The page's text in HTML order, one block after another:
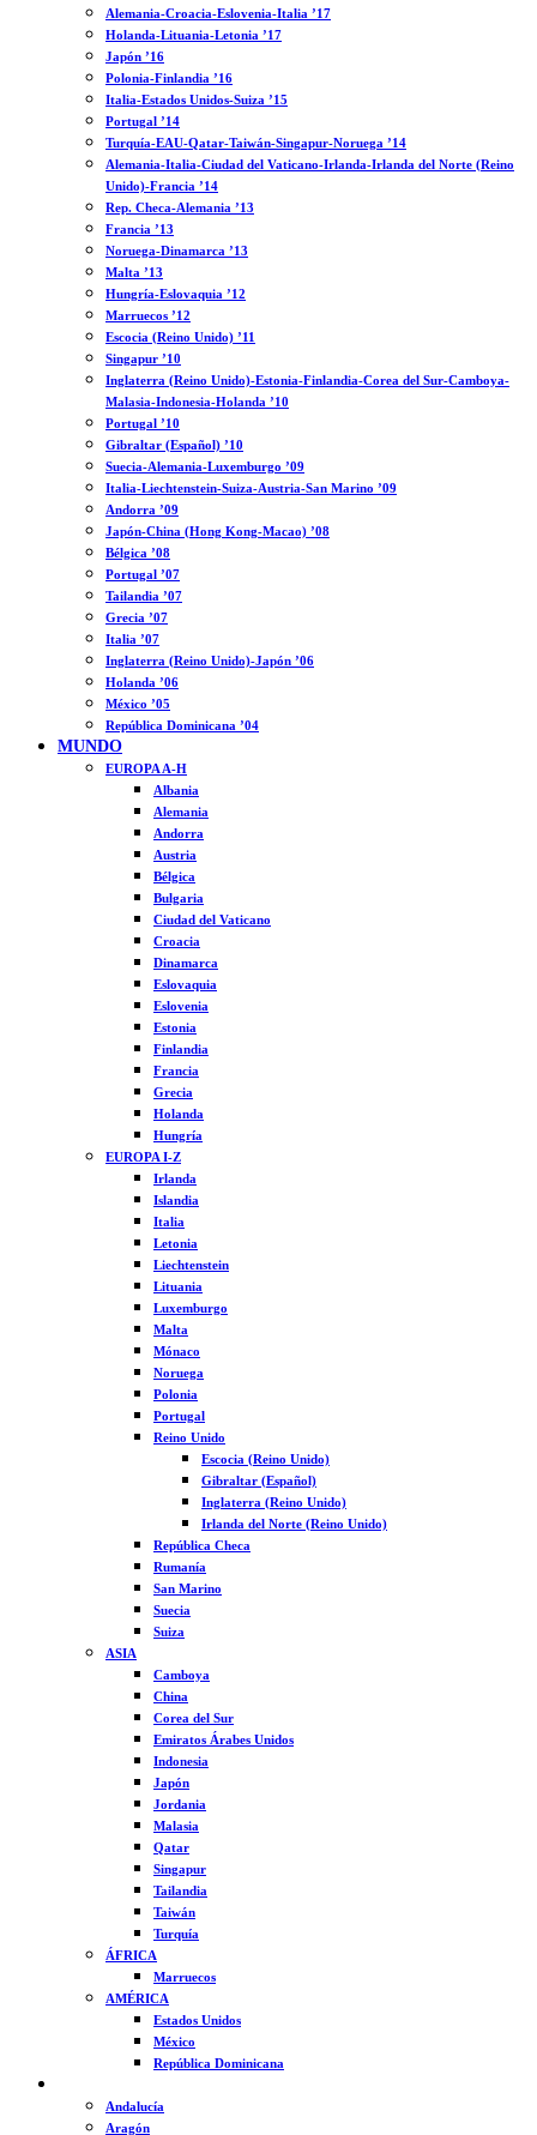
Alemania-Croacia-Eslovenia-Italia ’17
Holanda-Lituania-Letonia ’17
Japón ’16
Polonia-Finlandia ’16
Italia-Estados Unidos-Suiza ’15
Portugal ’14
Turquía-EAU-Qatar-Taiwán-Singapur-Noruega ’14
Alemania-Italia-Ciudad del Vaticano-Irlanda-Irlanda del Norte (Reino
Unido)-Francia ’14
Rep. Checa-Alemania ’13
Francia ’13
Noruega-Dinamarca ’13
Malta ’13
Hungría-Eslovaquia ’12
Marruecos ’12
Escocia (Reino Unido) ’11
Singapur ’10
Inglaterra (Reino Unido)-Estonia-Finlandia-Corea del Sur-Camboya-
Malasia-Indonesia-Holanda ’10
Portugal ’10
Gibraltar (Español) ’10
Suecia-Alemania-Luxemburgo ’09
Italia-Liechtenstein-Suiza-Austria-San Marino ’09
Andorra ’09
Japón-China (Hong Kong-Macao) ’08
Bélgica ’08
Portugal ’07
Tailandia ’07
Grecia ’07
Italia ’07
Inglaterra (Reino Unido)-Japón ’06
Holanda ’06
México ’05
República Dominicana ’04
MUNDO
EUROPA A-H
Albania
Alemania
Andorra
Austria
Bélgica
Bulgaria
Ciudad del Vaticano
Croacia
Dinamarca
Eslovaquia
Eslovenia
Estonia
Finlandia
Francia
Grecia
Holanda
Hungría
EUROPA I-Z
Irlanda
Islandia
Italia
Letonia
Liechtenstein
Lituania
Luxemburgo
Malta
Mónaco
Noruega
Polonia
Portugal
Reino Unido
Escocia (Reino Unido)
Gibraltar (Español)
Inglaterra (Reino Unido)
Irlanda del Norte (Reino Unido)
República Checa
Rumanía
San Marino
Suecia
Suiza
ASIA
Camboya
China
Corea del Sur
Emiratos Árabes Unidos
Indonesia
Japón
Jordania
Malasia
Qatar
Singapur
Tailandia
Taiwán
Turquía
ÁFRICA
Marruecos
AMÉRICA
Estados Unidos
México
República Dominicana
Andalucía
Aragón